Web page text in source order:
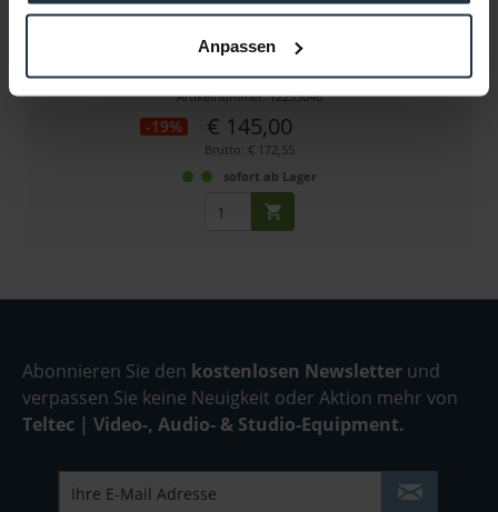
Anpassen
Kameratasche für Kameras bis 50cm, schwarz
Artikelnummer: 12255046
-19% € 145,00
Brutto: € 172,55
sofort ab Lager
Abonnieren Sie den kostenlosen Newsletter und
verpassen Sie keine Neuigkeit oder Aktion mehr von
Teltec | Video-, Audio- & Studio-Equipment.